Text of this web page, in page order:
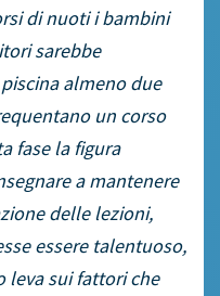
di nuoti i bambini
sarebbe
almeno due
un corso
fase la figura
a mantenere
delle lezioni,
essere talentuoso,
leva sui fattori che